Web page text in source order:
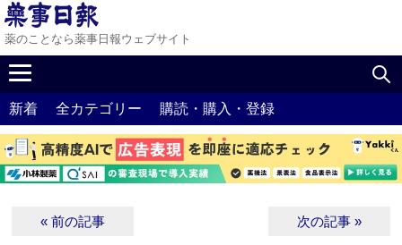
薬のことなら薬事日報ウェブサイト
新着 全カテゴリー 購読・購入・登録
« 前の記事 次の記事 »